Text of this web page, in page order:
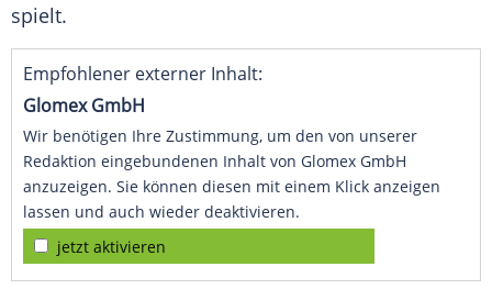
spielt.
Empfohlener externer Inhalt:
Glomex GmbH
Wir benötigen Ihre Zustimmung, um den von unserer
Redaktion eingebundenen Inhalt von Glomex GmbH
anzuzeigen. Sie können diesen mit einem Klick anzeigen
lassen und auch wieder deaktivieren.
jetzt aktivieren